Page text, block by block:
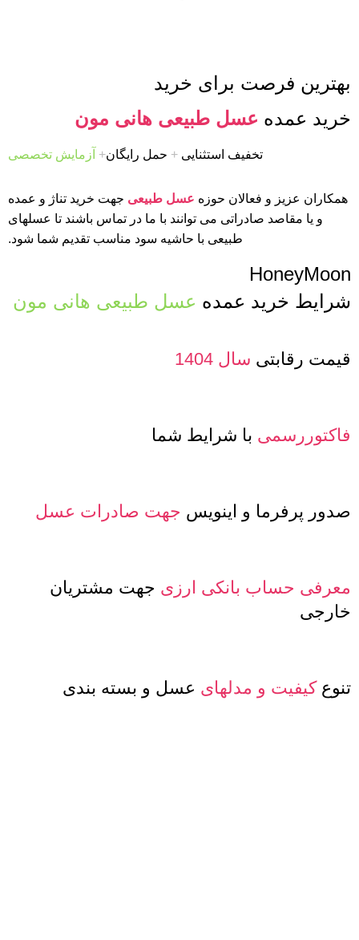
بهترین فرصت برای خرید
خرید عمده عسل طبیعی هانی مون
تخفیف استثنایی + حمل رایگان+ آزمایش تخصصی
همکاران عزیز و فعالان حوزه عسل طبیعی جهت خرید تناژ و عمده
و یا مقاصد صادراتی می توانند با ما در تماس باشند تا عسلهای
طبیعی با حاشیه سود مناسب تقدیم شما شود.
HoneyMoon
شرایط خرید عمده عسل طبیعی هانی مون
قیمت رقابتی سال 1404
فاکتوررسمی با شرایط شما
صدور پرفرما و اینویس جهت صادرات عسل
معرفی حساب بانکی ارزی جهت مشتریان
خارجی
تنوعکیفیت و مدلهای عسل و بسته بندی